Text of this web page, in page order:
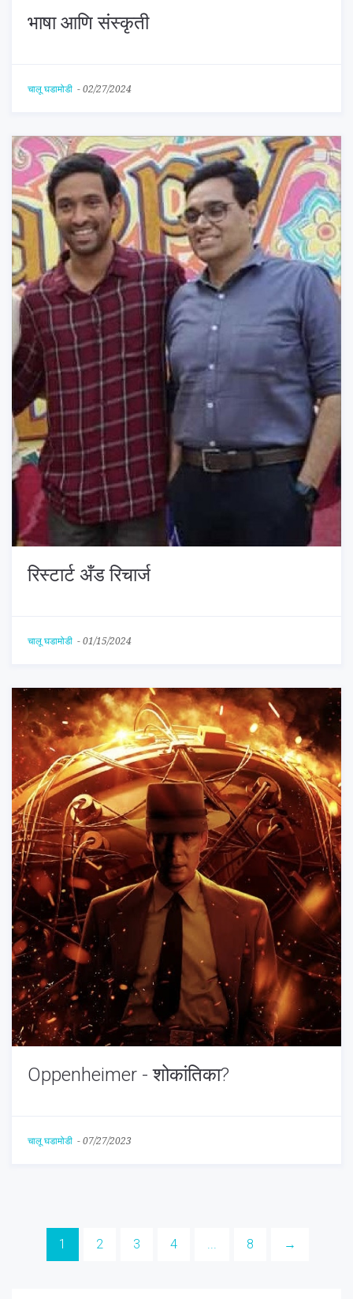
भाषा आणि संस्कृती
चालू घडामोडी - 02/27/2024
रिस्टार्ट अँड रिचार्ज
चालू घडामोडी - 01/15/2024
Oppenheimer - शोकांतिका?
चालू घडामोडी - 07/27/2023
1 2 3 4 8 →